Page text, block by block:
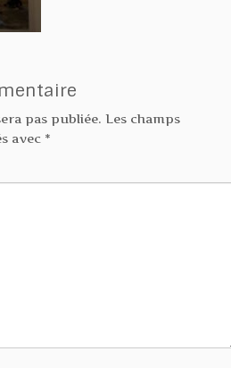
pas publiée. Les champs
avec *